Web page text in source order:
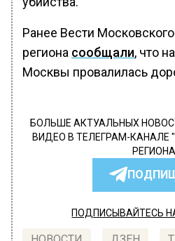
Ранее Вести Московского
региона сообщали, что
Москвы провалилась
БОЛЬШЕ АКТУАЛЬНЫХ
ВИДЕО В ТЕЛЕГРАМ-КАНАЛЕ
ПОДПИСЫВАЙТЕСЬ